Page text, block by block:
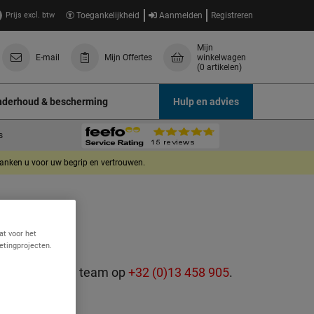
Prijs excl. btw Toegankelijkheid Aanmelden Registreren
E-mail Mijn Offertes
Mijn
winkelwagen
(0 artikelen)
& bescherming Hulp en advies
u voor uw begrip en vertrouwen.
deskundige team op +32 (0)13 458 905.
voor het